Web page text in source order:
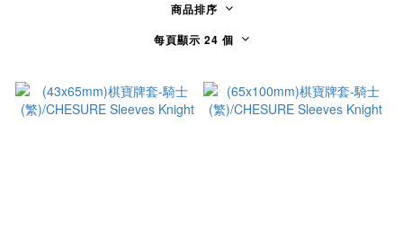
商品排序
每頁顯示 24 個